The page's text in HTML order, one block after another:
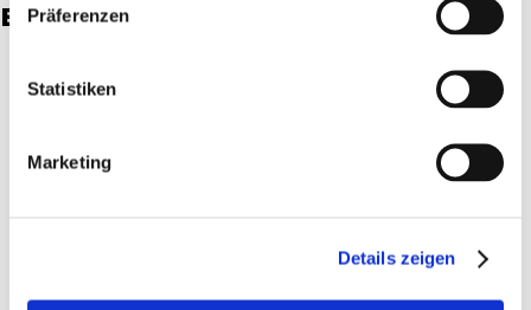
Präferenzen
Statistiken
Marketing
Details zeigen
ENTWURF